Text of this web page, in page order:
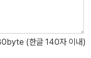
(한글 140자 이내)